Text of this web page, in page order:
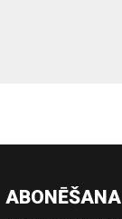
ABONĒŠANA